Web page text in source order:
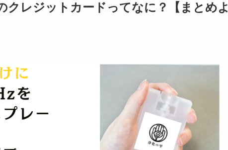
クレジットカードってなに？【まとめよ